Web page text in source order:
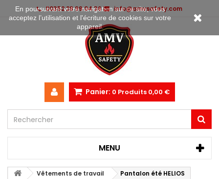
00352 28 99 04 36 info@amvsafety.com
Panier: 0 Produits 0,00 €
MENU
Vêtements de travail Pantalon été HELIOS
En poursuivant votre navigation sur ce site, vous
acceptez l’utilisation et l'écriture de cookies sur votre
appareil.